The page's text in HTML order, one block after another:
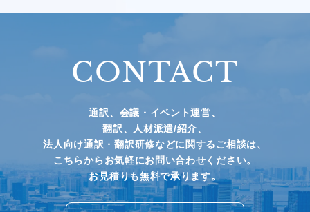
CONTACT
通訳、会議・イベント運営、
翻訳、人材派遣/紹介、
法人向け通訳・翻訳研修などに関するご相談は、
こちらからお気軽にお問い合わせください。
お見積りも無料で承ります。